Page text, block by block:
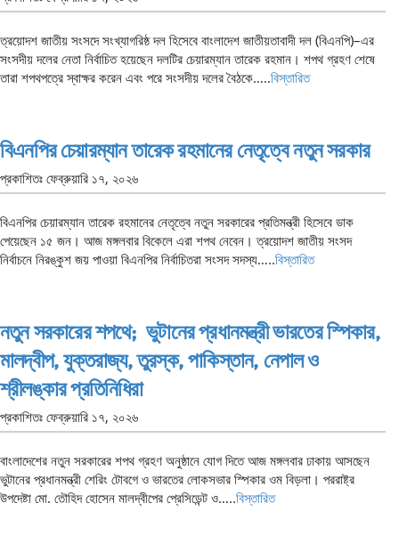
ত্রয়োদশ জাতীয় সংসদে সংখ্যাগরিষ্ঠ দল হিসেবে বাংলাদেশ জাতীয়তাবাদী দল (বিএনপি)–এর
সংসদীয় দলের নেতা নির্বাচিত হয়েছেন দলটির চেয়ারম্যান তারেক রহমান। শপথ গ্রহণ শেষে
তারা শপথপত্রে স্বাক্ষর করেন এবং পরে সংসদীয় দলের বৈঠকে…..বিস্তারিত
বিএনপির চেয়ারম্যান তারেক রহমানের নেতৃত্বে নতুন সরকার
প্রকাশিতঃ ফেব্রুয়ারি ১৭, ২০২৬
বিএনপির চেয়ারম্যান তারেক রহমানের নেতৃত্বে নতুন সরকারের প্রতিমন্ত্রী হিসেবে ডাক
পেয়েছেন ১৫ জন। আজ মঙ্গলবার বিকেলে এরা শপথ নেবেন। ত্রয়োদশ জাতীয় সংসদ
নির্বাচনে নিরঙ্কুশ জয় পাওয়া বিএনপির নির্বাচিতরা সংসদ সদস্য…..বিস্তারিত
নতুন সরকারের শপথে; ভুটানের প্রধানমন্ত্রী ভারতের স্পিকার,
মালদ্বীপ, যুক্তরাজ্য, তুরস্ক, পাকিস্তান, নেপাল ও
শ্রীলঙ্কার প্রতিনিধিরা
প্রকাশিতঃ ফেব্রুয়ারি ১৭, ২০২৬
বাংলাদেশের নতুন সরকারের শপথ গ্রহণ অনুষ্ঠানে যোগ দিতে আজ মঙ্গলবার ঢাকায় আসছেন
ভুটানের প্রধানমন্ত্রী শেরিং টোবগে ও ভারতের লোকসভার স্পিকার ওম বিড়লা। পররাষ্ট্র
উপদেষ্টা মো. তৌহিদ হোসেন মালদ্বীপের প্রেসিডেন্ট ও…..বিস্তারিত